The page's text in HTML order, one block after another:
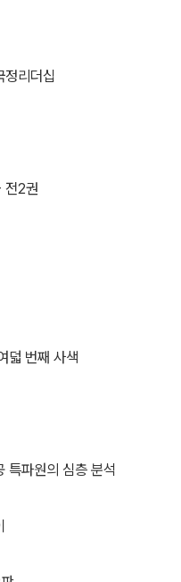
리더십
전2권
덟 번째 사색
특파원의 심층 분석